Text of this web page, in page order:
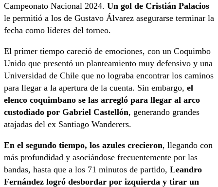
Campeonato Nacional 2024. Un gol de Cristián Palacios
le permitió a los de Gustavo Álvarez asegurarse terminar la
fecha como líderes del torneo.
El primer tiempo careció de emociones, con un Coquimbo
Unido que presentó un planteamiento muy defensivo y una
Universidad de Chile que no lograba encontrar los caminos
para llegar a la apertura de la cuenta. Sin embargo, el
elenco coquimbano se las arregló para llegar al arco
custodiado por Gabriel Castellón, generando grandes
atajadas del ex Santiago Wanderers.
En el segundo tiempo, los azules crecieron, llegando con
más profundidad y asociándose frecuentemente por las
bandas, hasta que a los 71 minutos de partido, Leandro
Fernández logró desbordar por izquierda y tirar un